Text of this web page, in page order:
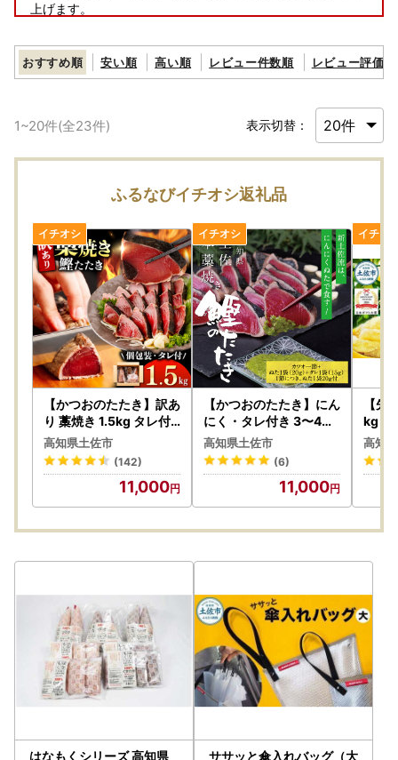
上げます。
・返礼品のお届け時に初期不良（破損や傷みなど）の不具合
があった場合は、返礼品到着日含む、10日以内に問題個所の
画像を添付の上、下記『土佐市ふるさと納税サポート室』ま
でご連絡ください。
・長期不在などで返礼品のお受け取りができない場合は、必
ずご連絡ください。原則、再送はいたしかねます。
・配達指定日や曜日のご指定はできかねます。
・お申込みが集中する人気の返礼品は、ページ記載の配送日
程よりもお届けにお時間をいただく場合がございます。
【非対面受け取り（置き配・宅配ボックス等）の注意事項】
・ご指定された場所へ返礼品をお届けした時点で配達完了と
なります。その後の事象につきましては、寄附者様、返礼品
受取人様の責任となりますのであらかじめご了承ください。
・雨天時や指定場所に入らない等の理由で置き配等ができな
い場合、配送業者の判断により対面でのお届けに変更となる
ことがあります。
【重要：荷物の転送にご注意ください（有料化されます）】
出荷後にお届け先住所変更（転送）する場合、転送運賃が必
運賃を“着払い”で受取人様にお支払いいただくこととなりま
転送の際に生じた着払いの運賃につきましては、ご贈答用の
場合でも受取人様に着払いでご負担いただくこととなります
ので、お申込みの際には十分にご注意いただいたうえでお申
込みいただきますようお願い申し上げます。
出荷前のお届け先変更につきましては土佐市で承っておりま
すので、変更がある場合はお早めにご連絡ください。
＝書類発行について＝
おすすめ順 安い順 高い順 レビュー件数順 レビュー評価順
1~20件(全23件) 表示切替：
ふるなびイチオシ返礼品
【かつおのたたき】訳あ
り 藁焼き 1.5kg タレ付
き かつおのたたき 鰹 BQ
AA001
高知県土佐市
(142)
11,000
【かつおのたたき】にん
にく・タレ付き 3〜4人
前 かつおのたたき 鰹 BQ
AU004
高知県土佐市
(6)
11,000
【先
kg 小
文旦
高知
はなもくシリーズ 高知県
ササッと傘入れバッグ（大